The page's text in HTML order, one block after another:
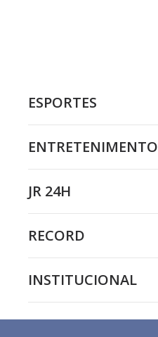
ESPORTES
ENTRETENIMENTO
JR 24H
RECORD
INSTITUCIONAL